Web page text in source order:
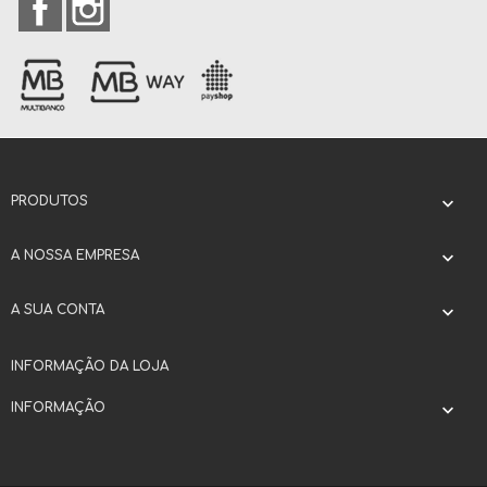
PRODUTOS 
A NOSSA EMPRESA 
A SUA CONTA 
INFORMAÇÃO DA LOJA
INFORMAÇÃO 